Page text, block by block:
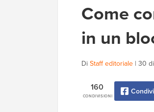
Come
in un
Di Staff editoriale | 30
CONDIVISIONI
160